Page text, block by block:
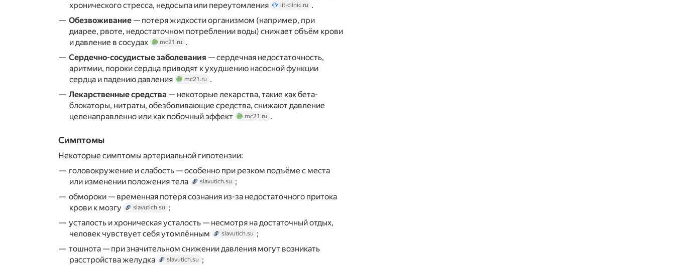
хронического стресса, недосыпа или переутомления
lit-clinic.ru .
Обезвоживание — потеря жидкости организмом (например, при
диарее, рвоте, недостаточном потреблении воды) снижает объём крови
и давление в сосудах
mc21.ru .
Сердечно-сосудистые заболевания — сердечная недостаточность,
аритмии, пороки сердца приводят к ухудшению насосной функции
сердца и падению давления
mc21.ru .
Лекарственные средства — некоторые лекарства, такие как бета-
блокаторы, нитраты, обезболивающие средства, снижают давление
целенаправленно или как побочный эффект
mc21.ru .
Симптомы
Некоторые симптомы артериальной гипотензии:
головокружение и слабость — особенно при резком подъёме с места
или изменении положения тела
slavutich.su ;
обмороки — временная потеря сознания из-за недостаточного притока
крови к мозгу
slavutich.su ;
усталость и хроническая усталость — несмотря на достаточный отдых,
человек чувствует себя утомлённым
slavutich.su ;
тошнота — при значительном снижении давления могут возникать
расстройства желудка
slavutich.su ;